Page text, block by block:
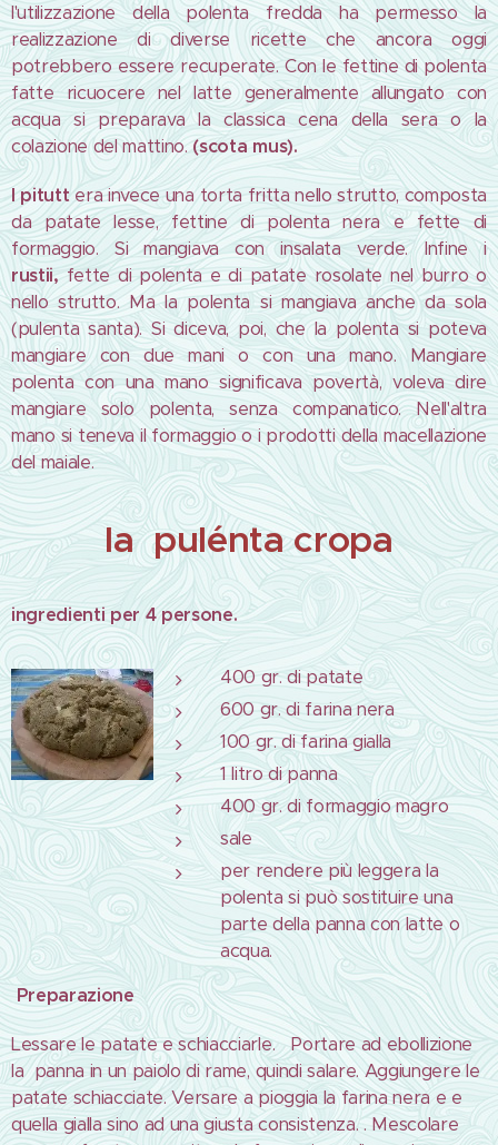
l'utilizzazione della polenta fredda ha permesso la
realizzazione di diverse ricette che ancora oggi
potrebbero essere recuperate. Con le fettine di polenta
fatte ricuocere nel latte generalmente allungato con
acqua si preparava la classica cena della sera o la
colazione del mattino.(scota mus).
l pituttera invece una torta fritta nello strutto, composta
da patate lesse, fettine di polenta nera e fette di
formaggio. Si mangiava con insalata verde. Infine i
rustii,fette di polenta e di patate rosolate nel burro o
nello strutto. Ma la polenta si mangiava anche da sola
(pulenta santa). Si diceva, poi, che la polenta si poteva
mangiare con due mani o con una mano. Mangiare
polenta con una mano significava povertà, voleva dire
mangiare solo polenta, senza companatico. Nell'altra
mano si teneva il formaggio o i prodotti della macellazione
del maiale.
la pulénta cropa
ingredienti per 4 persone.
400 gr. di patate
600 gr. di farina nera
100 gr. di farina gialla
1 litro di panna
400 gr. di formaggio magro
sale
per rendere più leggera la
polenta si può sostituire una
parte della panna con latte o
acqua.
Preparazione
Lessare le patate e schiacciarle. Portare ad ebollizione
la panna in un paiolo di rame, quindi salare. Aggiungere le
patate schiacciate. Versare a pioggia la farina nera e e
quella gialla sino ad una giusta consistenza. . Mescolare